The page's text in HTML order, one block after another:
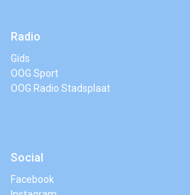
Radio
Gids
OOG Sport
OOG Radio Stadsplaat
Social
Facebook